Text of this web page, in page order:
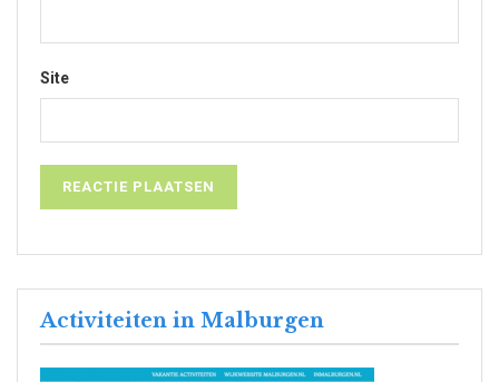
Site
Activiteiten in Malburgen